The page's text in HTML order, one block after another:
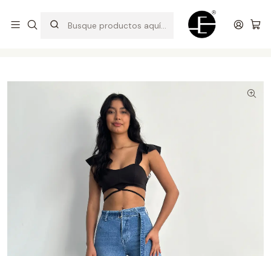
Prendas cómodas y exclusivas para renovar tu estilo